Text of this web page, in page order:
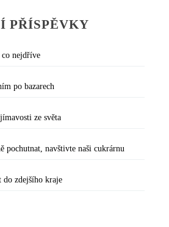
PŘÍSPĚVKY
co nejdříve
po bazarech
ze světa
pochutnat, navštivte naši cukrárnu
zdejšího kraje